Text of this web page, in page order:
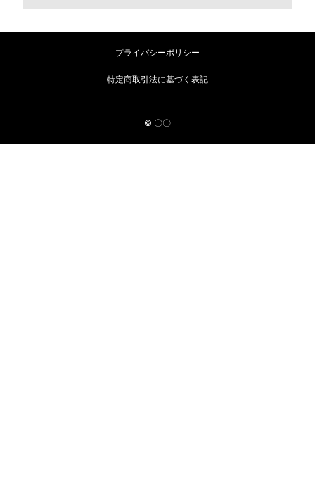
© 〇〇
プライバシーポリシー
特定商取引法に基づく表記